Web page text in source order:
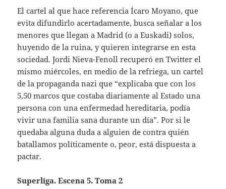
El cartel al que hace referencia Ícaro Moyano, que
evita difundirlo acertadamente, busca señalar a los
menores que llegan a Madrid (o a Euskadi) solos,
huyendo de la ruina, y quieren integrarse en esta
sociedad. Jordi Nieva-Fenoll recuperó en Twitter el
mismo miércoles, en medio de la refriega, un cartel
de la propaganda nazi que “explicaba que con los
5,50 marcos que costaba diariamente al Estado una
persona con una enfermedad hereditaria, podía
vivir una familia sana durante un día”. Por si le
quedaba alguna duda a alguien de contra quién
batallamos políticamente o, peor, está dispuesta a
pactar.
Superliga. Escena 5. Toma 2